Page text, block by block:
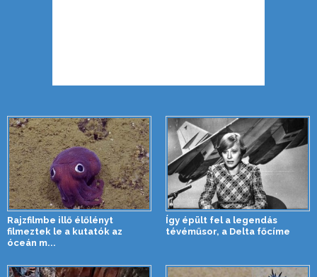
Rajzfilmbe illő élőlényt
filmeztek le a kutatók az
óceán m...
Így épült fel a legendás
tévéműsor, a Delta főcíme